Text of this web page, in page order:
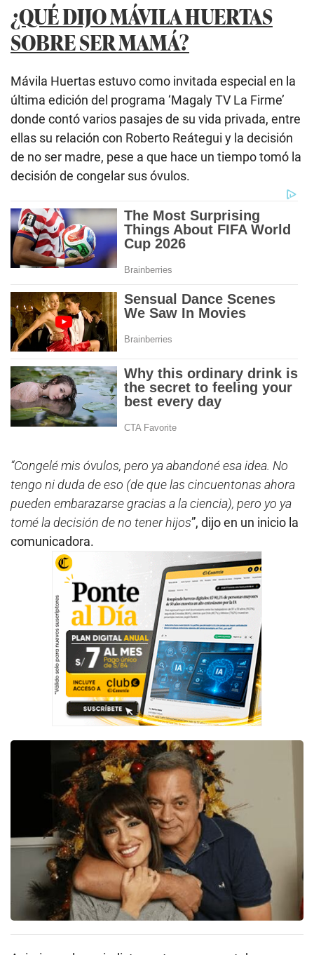
¿QUÉ DIJO MÁVILA HUERTAS
SOBRE SER MAMÁ?
Mávila Huertas estuvo como invitada especial en la
última edición del programa ‘Magaly TV La Firme’
donde contó varios pasajes de su vida privada, entre
ellas su relación con Roberto Reátegui y la decisión
de no ser madre, pese a que hace un tiempo tomó la
decisión de congelar sus óvulos.
“Congelé mis óvulos, pero ya abandoné esa idea. No
tengo ni duda de eso (de que las cincuentonas ahora
pueden embarazarse gracias a la ciencia), pero yo ya
tomé la decisión de no tener hijos”, dijo en un inicio la
comunicadora.